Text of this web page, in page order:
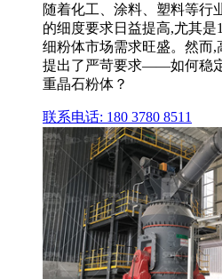
随着化工、涂料、塑料等行
的细度要求日益提高,尤其是
细粉体市场需求旺盛。然而
提出了严苛要求——如何稳
重晶石粉体？
联系电话: 180 3780 8511